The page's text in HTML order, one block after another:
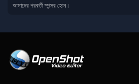
আমাদের পরবর্তী স্পন্সর হোন।